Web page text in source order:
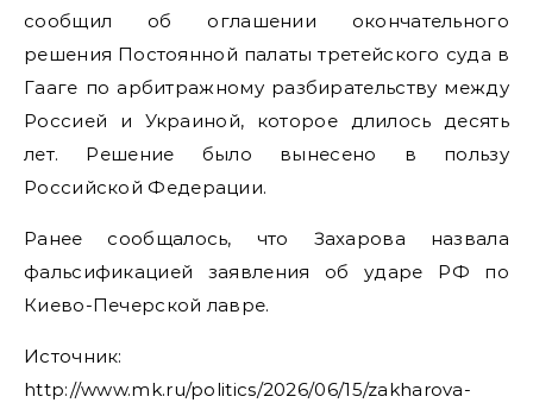
сообщил об оглашении окончательного
решения Постоянной палаты третейского суда в
Гааге по арбитражному разбирательству между
Россией и Украиной, которое длилось десять
лет. Решение было вынесено в пользу
Российской Федерации.
Ранее сообщалось, что Захарова назвала
фальсификацией заявления об ударе РФ по
Киево-Печерской лавре.
Источник:
http://www.mk.ru/politics/2026/06/15/zakharova-